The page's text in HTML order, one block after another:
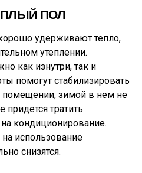
ПОЛ
удерживают тепло,
утеплении.
как изнутри, так и
помогут стабилизировать
зимой в нем не
придется тратить
кондиционирование.
использование
снизятся.